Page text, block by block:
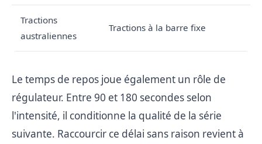
Tractions
australiennes
Tractions à la barre fixe
Le temps de repos joue également un rôle de
régulateur. Entre 90 et 180 secondes selon
l'intensité, il conditionne la qualité de la série
suivante. Raccourcir ce délai sans raison revient à